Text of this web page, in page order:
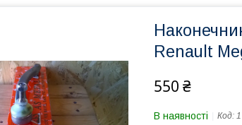
Renault
550 ₴
В наявності Код: